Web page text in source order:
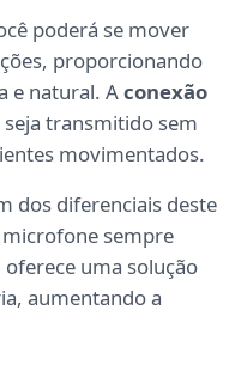
poderá se mover
proporcionando
e natural. Aconexão
transmitido sem
movimentados.
dos diferenciais deste
sempre
uma solução
aumentando a